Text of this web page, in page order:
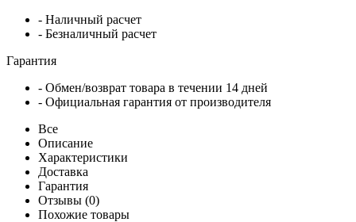
- Наличный расчет
- Безналичный расчет
Гарантия
- Обмен/возврат товара в течении 14 дней
- Официальная гарантия от производителя
Все
Описание
Характеристики
Доставка
Гарантия
Отзывы (0)
Похожие товары